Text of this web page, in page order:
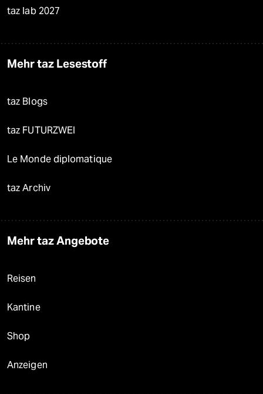
taz lab 2027
Mehr taz Lesestoff
taz Blogs
taz FUTURZWEI
Le Monde diplomatique
taz Archiv
Mehr taz Angebote
Reisen
Kantine
Shop
Anzeigen